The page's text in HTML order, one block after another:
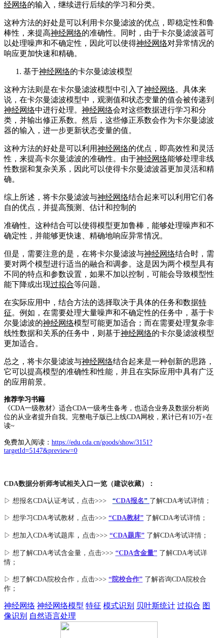
经网络的输入，继续进行后续的学习和分类。
这种方法的好处是可以利用卡尔曼滤波的优点，即稳定性和鲁
棒性，来提高神经网络的准确性。同时，由于卡尔曼滤波器可
以处理噪声和不确定性，因此可以使得神经网络对异常情况的
响应更加快速和精确。
基于神经网络的卡尔曼滤波模型
这种方法则是在卡尔曼滤波模型中引入了神经网络。具体来
说，在卡尔曼滤波模型中，观测值和状态变量的值会被传递到
神经网络中进行处理。 神经网络会对这些数据进行学习和分
类，并输出修正系数。然后，这些修正系数会作为卡尔曼滤波
器的输入，进一步更新状态变量的值。
这种方法的好处是可以利用神经网络的优点，即高效性和灵活
性，来提高卡尔曼滤波的准确性。由于神经网络能够处理非线
性数据和复杂关系，因此可以使得卡尔曼滤波器更加灵活和精
确。
综上所述，将卡尔曼滤波与神经网络结合起来可以利用它们各
自的优点，并提高预测、估计和控制的
准确性。这种结合可以使得模型更加鲁棒，能够处理噪声和不
确定性，并能够更快速、精确地响应异常情况。
但是，需要注意的是，在将卡尔曼滤波与神经网络结合时，需
要对两个模型进行适当的融合和调参。这是因为两个模型具有
不同的特点和参数设置，如果不加以控制，可能会导致模型性
能下降或出现过拟合等问题。
在实际应用中，结合方法的选择取决于具体的任务和数据特
征。例如，在需要处理大量噪声和不确定性的任务中，基于卡
尔曼滤波的神经网络模型可能更加适合；而在需要处理复杂非
线性数据和关系的任务中，则基于神经网络的卡尔曼滤波模型
更加适合。
总之，将卡尔曼滤波与神经网络结合起来是一种创新的思路，
它可以提高模型的准确性和性能，并且在实际应用中具有广泛
的应用前景。
推荐学习书籍
《CDA一级教材》适合CDA一级考生备考，也适合业务及数据分析岗
位的从业者提升自我。完整电子版已上线CDA网校，累计已有10万+在
读~
免费加入阅读： https://edu.cda.cn/goods/show/3151?
targetId=5147&preview=0
CDA数据分析师考试相关入口一览（建议收藏）：
▷ 想报名CDA认证考试，点击>>> “CDA报名” 了解CDA考试详情；
▷ 想学习CDA考试教材，点击>>> “CDA教材” 了解CDA考试详情；
▷ 想加入CDA考试题库 ， 点击>>> “CDA题库” 了解CDA考试详情；
▷ 想了解CDA考试含金量 ，点击>>> “CDA含金量” 了解CDA考试详
情；
▷ 想了解CDA院校合作 ，点击>>> “院校合作” 了解咨询CDA院校合
作；
神经网络 神经网络模型 特征 模式识别 贝叶斯统计 过拟合 图
像识别 自然语言处理